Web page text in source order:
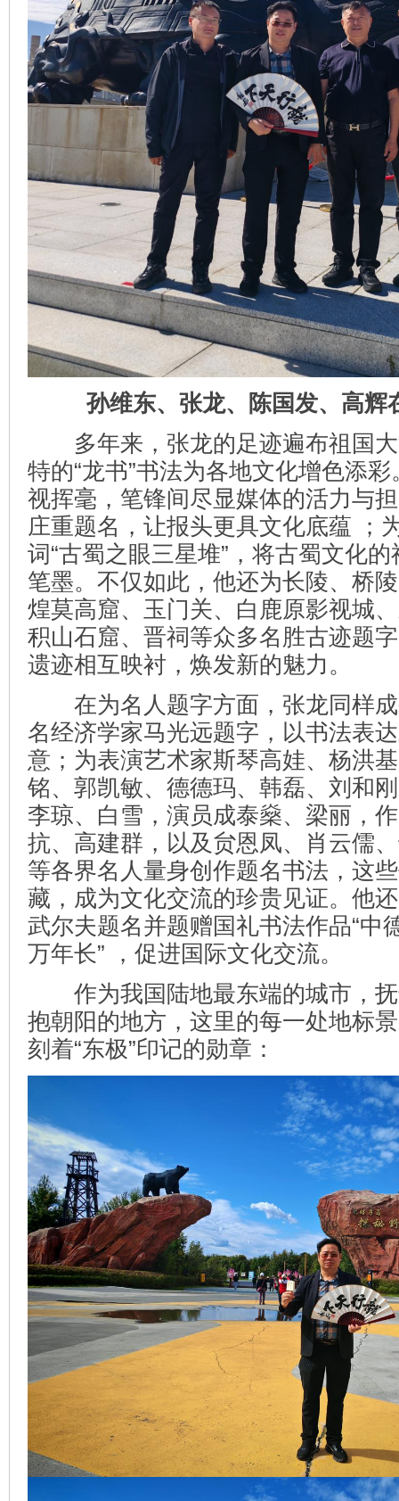
孙维东、张龙、陈国发、高辉
多年来，张龙的足迹遍布祖国大
特的“龙书”书法为各地文化增色添
视挥毫，笔锋间尽显媒体的活力与
庄重题名，让报头更具文化底蕴 ；
词“古蜀之眼三星堆”，将古蜀文化
笔墨。不仅如此，他还为长陵、桥
煌莫高窟、玉门关、白鹿原影视城
积山石窟、晋祠等众多名胜古迹题
遗迹相互映衬，焕发新的魅力。
在为名人题字方面，张龙同样成
名经济学家马光远题字，以书法表
意；为表演艺术家斯琴高娃、杨洪
铭、郭凯敏、德德玛、韩磊、刘和
李琼、白雪，演员成泰燊、梁丽，
抗、高建群，以及贠恩凤、肖云儒
等各界名人量身创作题名书法，这
藏，成为文化交流的珍贵见证。他
武尔夫题名并题赠国礼书法作品“中
万年长” ，促进国际文化交流。
作为我国陆地最东端的城市，抚
抱朝阳的地方，这里的每一处地标
刻着“东极”印记的勋章：